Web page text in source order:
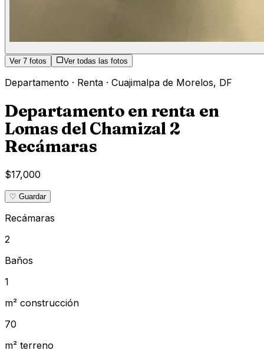
Ver 7 fotos Ver todas las fotos
Departamento · Renta · Cuajimalpa de Morelos, DF
Departamento en renta en
Lomas del Chamizal 2
Recámaras
$17,000
♡ Guardar
Recámaras
2
Baños
1
m² construcción
70
m² terreno